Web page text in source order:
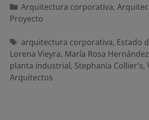
Categorías
Arquitectura corporativa,
Proyecto
Etiquetas
arquitectura corporativa, Estado
Lorena Vieyra, María Rosa
planta industrial, Stephania Collier's,
Arquitectos